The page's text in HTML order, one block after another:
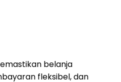
belanja
fleksibel, dan